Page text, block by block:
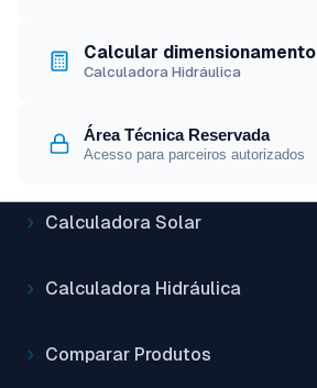
Calcular dimensionamento
Calculadora Hidráulica
Área Técnica Reservada
Acesso para parceiros autorizados
Aceder à lista de preços
FERRAMENTAS
Calculadora Solar
Calculadora Hidráulica
Comparar Produtos